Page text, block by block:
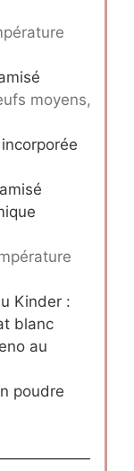
moyens,
Kinder :
blanc
au
poudre